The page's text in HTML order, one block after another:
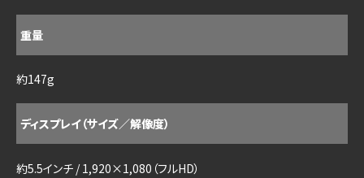
重量
約147g
ディスプレイ（サイズ／解像度）
約5.5インチ / 1,920×1,080（フルHD）